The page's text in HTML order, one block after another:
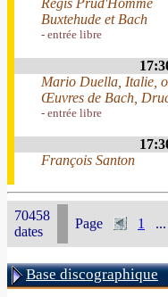
Regis Prud'Homme
Buxtehude et Bach
- entrée libre
Mario Duella, Italie,
Œuvres de Bach,
- entrée libre
François Santon
70458
dates
Page 1 ...
Base discographique